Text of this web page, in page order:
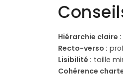
Hiérarchie claire :
Recto-verso :
Lisibilité : taille
Cohérence